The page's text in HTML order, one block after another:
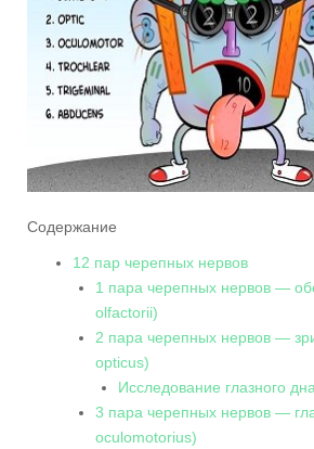
Содержание
12 пар черепных нервов
1 пара черепных нервов —
olfactorii)
2 пара черепных нервов —
opticus)
Исследование глазного дна
3 пара черепных нервов —
oculomotorius)